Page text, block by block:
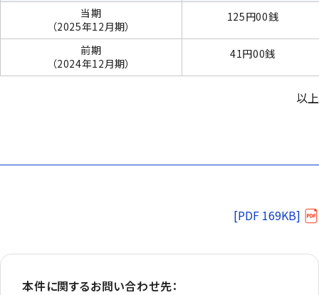
当期
（2025年12月期）
125円00銭
前期
（2024年12月期）
41円00銭
以上
[PDF 169KB]
本件に関するお問い合わせ先：